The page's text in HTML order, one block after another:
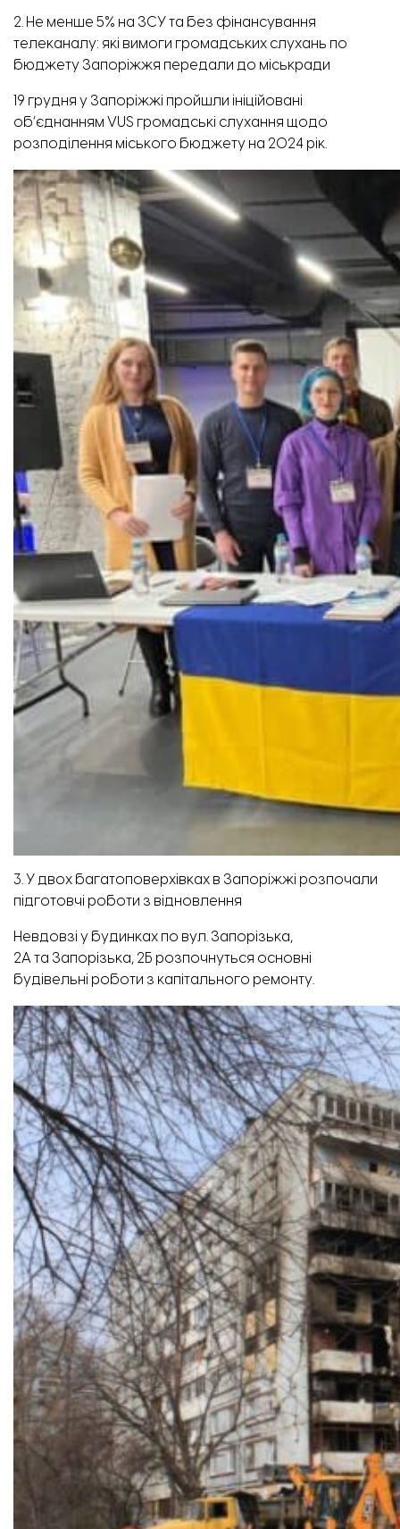
2. Не менше 5% на ЗСУ та без фінансування
телеканалу: які вимоги громадських слухань по
бюджету Запоріжжя передали до міськради
19 грудня у Запоріжжі пройшли ініційовані
об’єднанням VUS громадські слухання щодо
розподілення міського бюджету на 2024 рік.
3. У двох багатоповерхівках в Запоріжжі розпочали
підготовчі роботи з відновлення
Невдовзі у будинках по вул. Запорізька,
2А та Запорізька, 2Б розпочнуться основні
будівельні роботи з капітального ремонту.